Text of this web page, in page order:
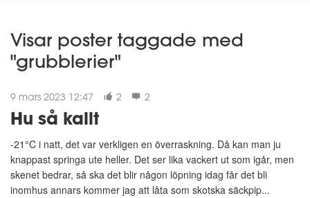
Visar poster taggade med
"grubblerier"
9 mars 2023 12:47 2 2
Hu så kallt
-21°C i natt, det var verkligen en överraskning. Då kan man ju
knappast springa ute heller. Det ser lika vackert ut som igår, men
skenet bedrar, så ska det blir någon löpning idag får det bli
inomhus annars kommer jag att låta som skotska säckpip...